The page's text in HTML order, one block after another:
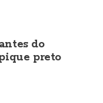
do
preto